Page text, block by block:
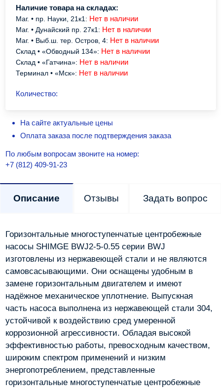
Наличие товара на складах:
Маг. • пр. Науки, 21к1: Нет в наличии
Маг. • Дунайский пр. 27к1: Нет в наличии
Маг. • Выб.ш. тер. Остров, 4: Нет в наличии
Склад • «Обводный 134»: Нет в наличии
Склад • «Гатчина»: Нет в наличии
Терминал • «Мск»: Нет в наличии
Количество:
На сайте актуальные цены
Оплата заказа после подтверждения заказа
По любым вопросам звоните на номер:
+7 (812) 409-91-23
Описание Отзывы Задать вопрос
Горизонтальные многоступенчатые центробежные
насосы SHIMGE BWJ2-5-0.55 серии BWJ
изготовлены из нержавеющей стали и не являются
самовсасывающими. Они оснащены удобным в
замене горизонтальным двигателем и имеют
надёжное механическое уплотнение. Выпускная
часть насоса выполнена из нержавеющей стали 304,
устойчивой к воздействию сред умеренной
коррозионной агрессивности. Обладая высокой
эффективностью работы, превосходным качеством,
широким спектром применений и низким
энергопотреблением, представленные
горизонтальные многоступенчатые центробежные